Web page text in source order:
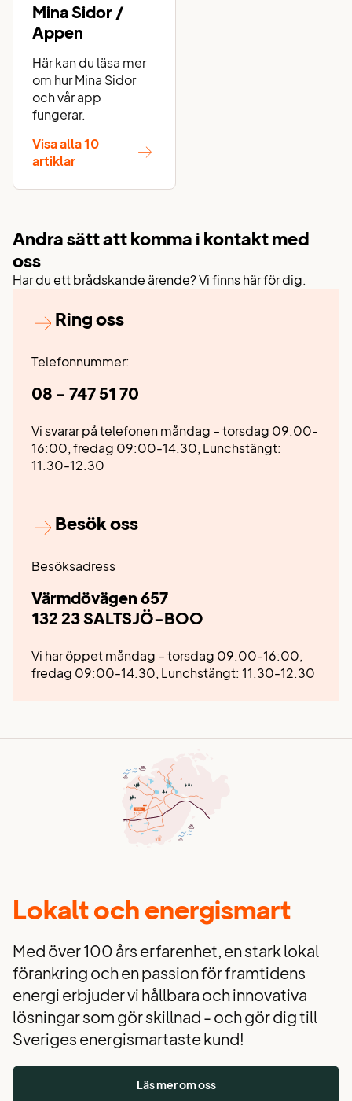
Mina Sidor /
Appen
Här kan du läsa mer
om hur Mina Sidor
och vår app
fungerar.
Visa alla 10
artiklar
Andra sätt att komma i kontakt med
oss
Har du ett brådskande ärende? Vi finns här för dig.
Ring oss
Telefonnummer:
08 - 747 51 70
Vi svarar på telefonen måndag – torsdag 09:00-
16:00, fredag 09:00-14.30, Lunchstängt:
11.30-12.30
Besök oss
Besöksadress
Värmdövägen 657
132 23 SALTSJÖ-BOO
Vi har öppet måndag – torsdag 09:00-16:00,
fredag 09:00-14.30, Lunchstängt: 11.30-12.30
Lokalt och energismart
Med över 100 års erfarenhet, en stark lokal
förankring och en passion för framtidens
energi erbjuder vi hållbara och innovativa
lösningar som gör skillnad - och gör dig till
Sveriges energismartaste kund!
Läs mer om oss